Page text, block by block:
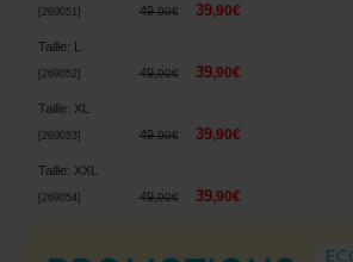
269051 ] 49,90€ 39,90€
Taille:
269052] 49,90€ 39,90€
Taille: XL
269053 ] 49,90€ 39,90€
Taille: XXL
269054] 49,90€ 39,90€